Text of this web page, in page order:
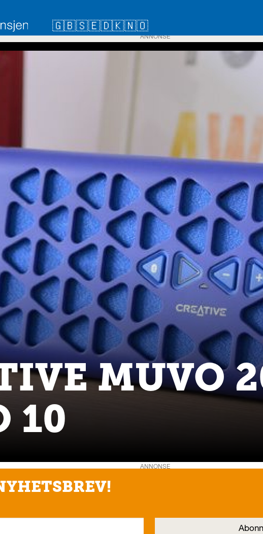
🇬🇧🇸🇪🇩🇰🇳🇴
ANNONSE
MUVO
10
ANNONSE